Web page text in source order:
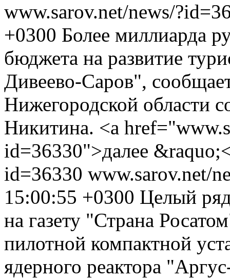
www.sarov.net/news/
+0300 Более миллиарда
бюджета на развитие
Дивеево-Саров",
Нижегородской области
Никитина. <a
id=36330">далее
id=36330 www.sarov.net/
15:00:55 +0300 Целый
на газету "Страна
пилотной компактной
ядерного реактора